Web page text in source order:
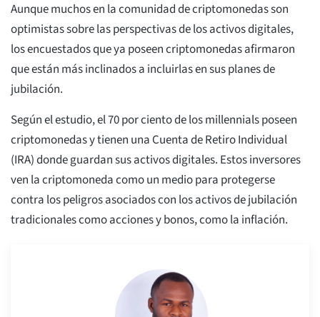
Aunque muchos en la comunidad de criptomonedas son
optimistas sobre las perspectivas de los activos digitales,
los encuestados que ya poseen criptomonedas afirmaron
que están más inclinados a incluirlas en sus planes de
jubilación.
Según el estudio, el 70 por ciento de los millennials poseen
criptomonedas y tienen una Cuenta de Retiro Individual
(IRA) donde guardan sus activos digitales. Estos inversores
ven la criptomoneda como un medio para protegerse
contra los peligros asociados con los activos de jubilación
tradicionales como acciones y bonos, como la inflación.